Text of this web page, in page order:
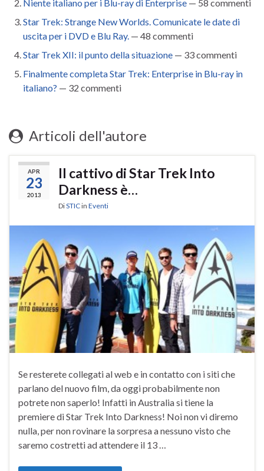
Niente italiano per i Blu-ray di Enterprise — 58 commenti
Star Trek: Strange New Worlds. Comunicate le date di
uscita per i DVD e Blu Ray. — 48 commenti
Star Trek XII: il punto della situazione — 33 commenti
Finalmente completa Star Trek: Enterprise in Blu-ray in
italiano? — 32 commenti
Articoli dell'autore
APR
23
2013
Il cattivo di Star Trek Into
Darkness è…
DiSTICin Eventi
Se resterete collegati al web e in contatto con i siti che
parlano del nuovo film, da oggi probabilmente non
potrete non saperlo! Infatti in Australia si tiene la
premiere di Star Trek Into Darkness! Noi non vi diremo
nulla, per non rovinare la sorpresa a nessuno visto che
saremo costretti ad attendere il 13 …